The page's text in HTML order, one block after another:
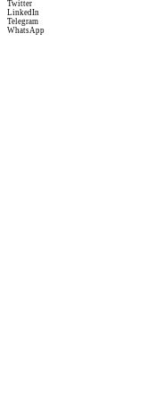
Twitter
LinkedIn
Telegram
WhatsApp